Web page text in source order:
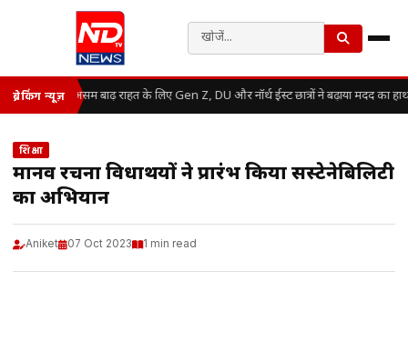
ब्रेकिंग न्यूज़ असम बाढ़ राहत के लिए Gen Z, DU और नॉर्थ ईस्ट छात्रों ने बढ़ाया मदद का हाथ
शिक्षा
मानव रचना विधार्थियों ने प्रारंभ किया सस्टेनेबिलिटी
का अभियान
Aniket 07 Oct 2023 1 min read